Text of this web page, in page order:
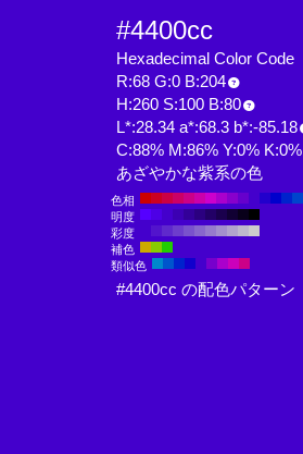
#4400cc
Hexadecimal Color Code
R:68 G:0 B:204
H:260 S:100 B:80
L*:28.34 a*:68.3 b*:-85.18
C:88% M:86% Y:0% K:0%
あざやかな紫系の色
色相
明度
彩度
補色
類似色
#4400cc の配色パターン